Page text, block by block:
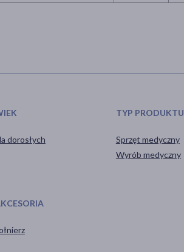
dorosłych
TYP PRODUKTU
Sprzęt medyczny
Wyrób medyczny